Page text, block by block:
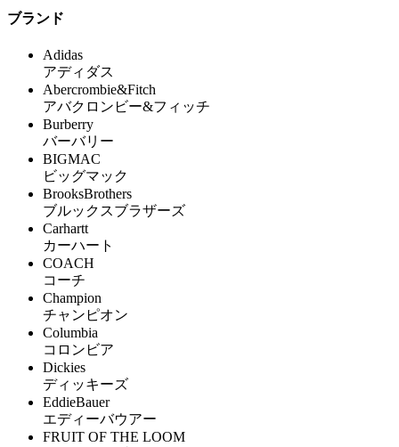
ブランド
Adidas
アディダス
Abercrombie&Fitch
アバクロンビー&フィッチ
Burberry
バーバリー
BIGMAC
ビッグマック
BrooksBrothers
ブルックスブラザーズ
Carhartt
カーハート
COACH
コーチ
Champion
チャンピオン
Columbia
コロンビア
Dickies
ディッキーズ
EddieBauer
エディーバウアー
FRUIT OF THE LOOM